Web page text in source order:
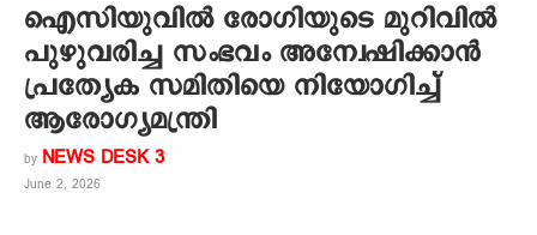
ഐസിയുവിൽ രോഗിയുടെ മുറിവിൽ
പുഴുവരിച്ച സംഭവം അന്വേഷിക്കാൻ
പ്രത്യേക സമിതിയെ നിയോഗിച്ച്
ആരോഗ്യമന്ത്രി
by NEWS DESK 3
June 2, 2026